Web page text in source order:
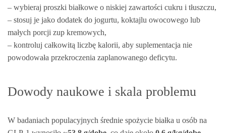
– wybieraj proszki białkowe o niskiej zawartości cukru i tłuszczu,
– stosuj je jako dodatek do jogurtu, koktajlu owocowego lub
małych porcji zup kremowych,
– kontroluj całkowitą liczbę kalorii, aby suplementacja nie
powodowała przekroczenia zaplanowanego deficytu.
Dowody naukowe i skala problemu
W badaniach populacyjnych średnie spożycie białka u osób na